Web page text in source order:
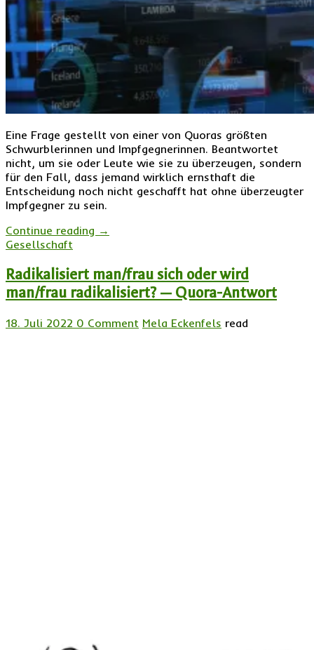
Eine Frage gestellt von einer von Quoras größten
Schwurblerinnen und Impfgegnerinnen. Beantwortet
nicht, um sie oder Leute wie sie zu überzeugen, sondern
für den Fall, dass jemand wirklich ernsthaft die
Entscheidung noch nicht geschafft hat ohne überzeugter
Impfgegner zu sein.
Continue reading →
Gesellschaft
Radikalisiert man/frau sich oder wird
man/frau radikalisiert? — Quora-Antwort
18. Juli 2022 0 Comment Mela Eckenfels read